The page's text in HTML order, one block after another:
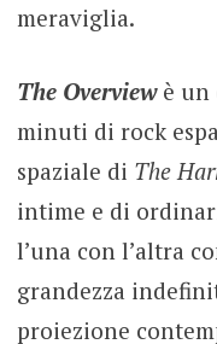
meraviglia.
The Overviewè un
minuti di rock
spaziale di The
intime e di
l’una con l’altra
grandezza
proiezione